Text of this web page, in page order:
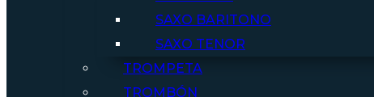
SAXO BARITONO
SAXO TENOR
TROMPETA
TROMBÓN